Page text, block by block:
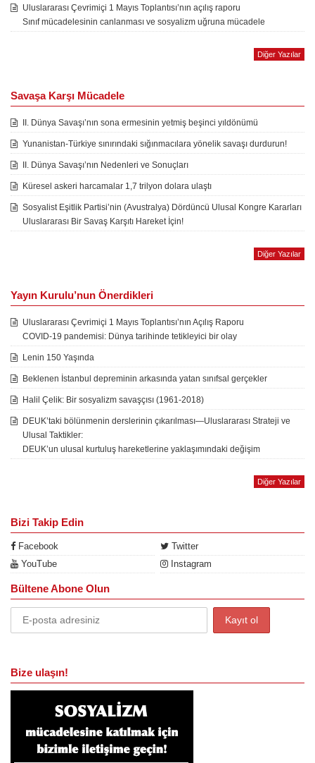
Uluslararası Çevrimiçi 1 Mayıs Toplantısı’nın açılış raporu
Sınıf mücadelesinin canlanması ve sosyalizm uğruna mücadele
Diğer Yazılar
Savaşa Karşı Mücadele
II. Dünya Savaşı’nın sona ermesinin yetmiş beşinci yıldönümü
Yunanistan-Türkiye sınırındaki sığınmacılara yönelik savaşı durdurun!
II. Dünya Savaşı’nın Nedenleri ve Sonuçları
Küresel askeri harcamalar 1,7 trilyon dolara ulaştı
Sosyalist Eşitlik Partisi’nin (Avustralya) Dördüncü Ulusal Kongre Kararları
Uluslararası Bir Savaş Karşıtı Hareket İçin!
Diğer Yazılar
Yayın Kurulu’nun Önerdikleri
Uluslararası Çevrimiçi 1 Mayıs Toplantısı’nın Açılış Raporu
COVID-19 pandemisi: Dünya tarihinde tetikleyici bir olay
Lenin 150 Yaşında
Beklenen İstanbul depreminin arkasında yatan sınıfsal gerçekler
Halil Çelik: Bir sosyalizm savaşçısı (1961-2018)
DEUK’taki bölünmenin derslerinin çıkarılması—Uluslararası Strateji ve
Ulusal Taktikler:
DEUK’un ulusal kurtuluş hareketlerine yaklaşımındaki değişim
Diğer Yazılar
Bizi Takip Edin
Facebook
Twitter
YouTube
Instagram
Bültene Abone Olun
Bize ulaşın!